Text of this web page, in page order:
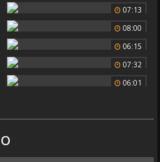
07:13
08:00
06:15
07:32
06:01